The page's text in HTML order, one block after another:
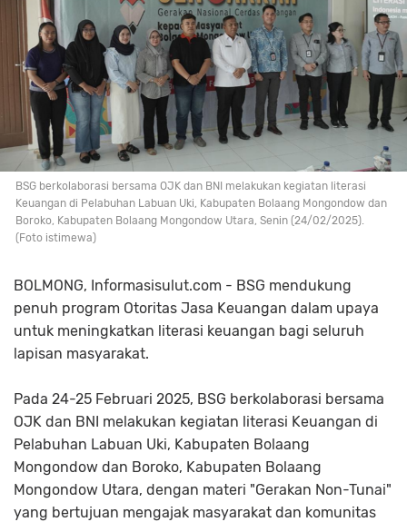
BSG berkolaborasi bersama OJK dan BNI melakukan kegiatan literasi
Keuangan di Pelabuhan Labuan Uki, Kabupaten Bolaang Mongondow dan
Boroko, Kabupaten Bolaang Mongondow Utara, Senin (24/02/2025).
(Foto istimewa)
BOLMONG, Informasisulut.com - BSG mendukung
penuh program Otoritas Jasa Keuangan dalam upaya
untuk meningkatkan literasi keuangan bagi seluruh
lapisan masyarakat.
Pada 24-25 Februari 2025, BSG berkolaborasi bersama
OJK dan BNI melakukan kegiatan literasi Keuangan di
Pelabuhan Labuan Uki, Kabupaten Bolaang
Mongondow dan Boroko, Kabupaten Bolaang
Mongondow Utara, dengan materi "Gerakan Non-Tunai"
yang bertujuan mengajak masyarakat dan komunitas